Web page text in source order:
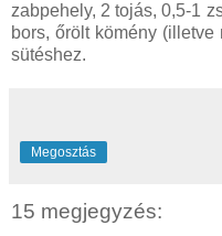
zabpehely, 2 tojás, 0,5-1
bors, őrölt kömény
sütéshez.
Megosztás
15 megjegyzés: